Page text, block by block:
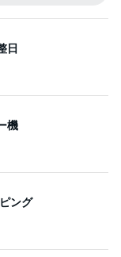
日
機
ング